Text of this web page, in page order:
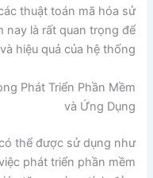
thuật toán mã hóa sử
nay là rất quan trọng để
hiệu quả của hệ thống.
Phát Triển Phần Mềm
và Ứng Dụng
thể được sử dụng như
phát triển phần mềm